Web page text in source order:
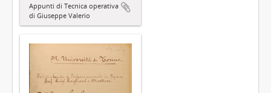
Appunti di Tecnica operativa
di Giuseppe Valerio